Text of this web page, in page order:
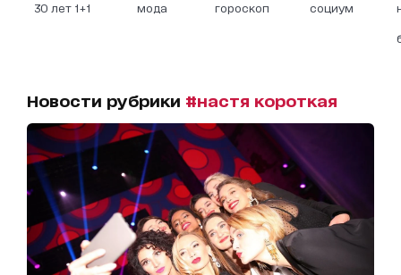
30 лет 1+1 мода гороскоп социум
Новости рубрики #настя короткая